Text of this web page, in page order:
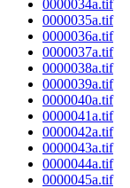
0000034a.tif
0000035a.tif
0000036a.tif
0000037a.tif
0000038a.tif
0000039a.tif
0000040a.tif
0000041a.tif
0000042a.tif
0000043a.tif
0000044a.tif
0000045a.tif